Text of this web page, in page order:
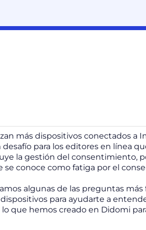
más dispositivos conectados a
para los editores en línea
la gestión del consentimiento,
se conoce como fatiga por el
algunas de las preguntas
para ayudarte a
lo que hemos creado en Didomi